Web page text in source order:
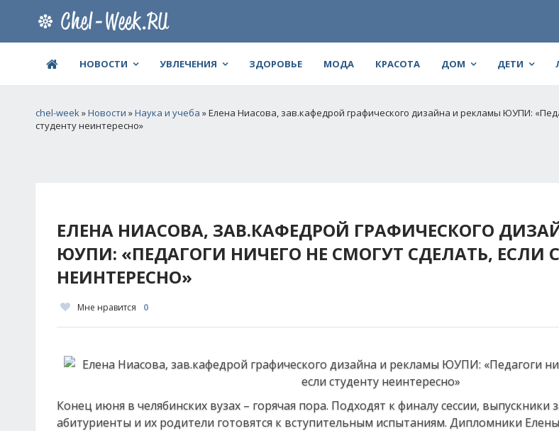
НОВОСТИ УВЛЕЧЕНИЯ ЗДОРОВЬЕ МОДА КРАСОТА ДОМ ДЕТИ
chel-week»Новости »Наука и учеба » Елена Ниасова, зав.кафедрой графического дизайна и рекламы ЮУПИ:
студенту неинтересно»
ЕЛЕНА НИАСОВА, ЗАВ.КАФЕДРОЙ ГРАФИЧЕСКОГО
ЮУПИ: «ПЕДАГОГИ НИЧЕГО НЕ СМОГУТ СДЕЛАТЬ, ЕСЛИ
НЕИНТЕРЕСНО»
Мне нравится 0
Конец июня в челябинских вузах – горячая пора. Подходят к финалу сессии,
абитуриенты и их родители готовятся к вступительным испытаниям. Дипломники